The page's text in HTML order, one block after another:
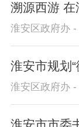
溯源西游
淮安区政府办 -
淮安市规划
淮安区政府办 -
淮安市市委